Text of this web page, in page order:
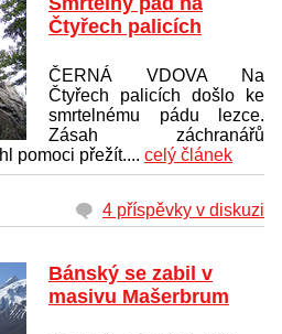
Čtyřech palicích
ČERNÁ VDOVA Na
Čtyřech palicích došlo ke
smrtelnému pádu lezce.
Zásah záchranářů
pomoci přežít.... celý článek
4 příspěvky v diskuzi
Bánský se zabil v
masivu Mašerbrum